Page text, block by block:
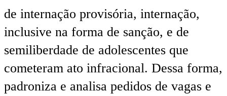
de internação provisória, internação,
inclusive na forma de sanção, e de
semiliberdade de adolescentes que
cometeram ato infracional. Dessa forma,
padroniza e analisa pedidos de vagas e